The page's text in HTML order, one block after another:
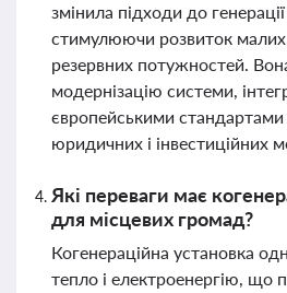
змінила підходи до генерації
стимулюючи розвиток малих
резервних потужностей.
модернізацію системи,
європейськими стандартами
юридичних і інвестиційних
Які переваги має
для місцевих громад?
Когенераційна установка
тепло і електроенергію, що